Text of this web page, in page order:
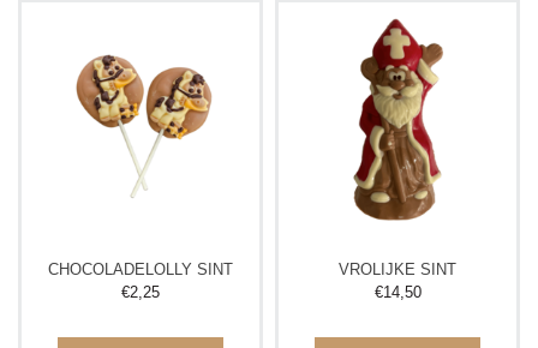
CHOCOLADELOLLY SINT
€2,25
VROLIJKE SINT
€14,50